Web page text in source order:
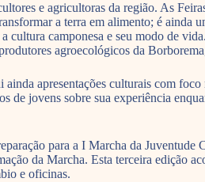
e agricultoras da região. As
a terra em alimento; é ainda
camponesa e seu modo de
agroecológicos da
apresentações culturais com
jovens sobre sua experiência
para a I Marcha da
da Marcha. Esta terceira edição
e oficinas.